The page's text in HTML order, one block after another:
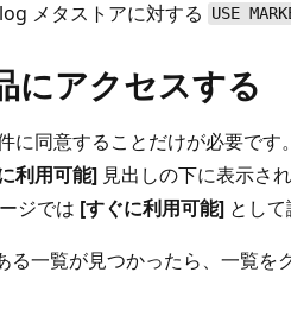
メタストアに対する
USE
にアクセスする
同意することだけが必要です
利用可能] 見出しの下に表示さ
ジでは [すぐに利用可能] として
一覧が見つかったら、一覧を